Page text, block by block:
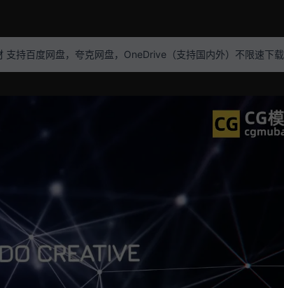
持百度网盘，夸克网盘，OneDrive（支持国内外）不限速下载